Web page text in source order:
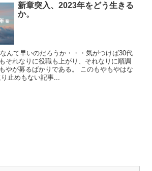
新章突入、2023年をどう生きる
か。
んて早いのだろうか・・・気がつけば30代
それなりに役職も上がり、それなりに順調
やが募るばかりである。 このもやもやはな
止めもない記事...